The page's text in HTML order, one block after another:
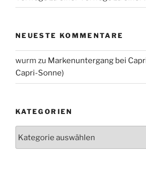
NEUESTE KOMMENTARE
wurm zu Markenuntergang bei
Capri-Sonne)
KATEGORIEN